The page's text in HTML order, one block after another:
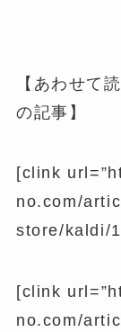
【あわせて
の記事】
[clink
no.com/
store/kaldi/
[clink
no.com/